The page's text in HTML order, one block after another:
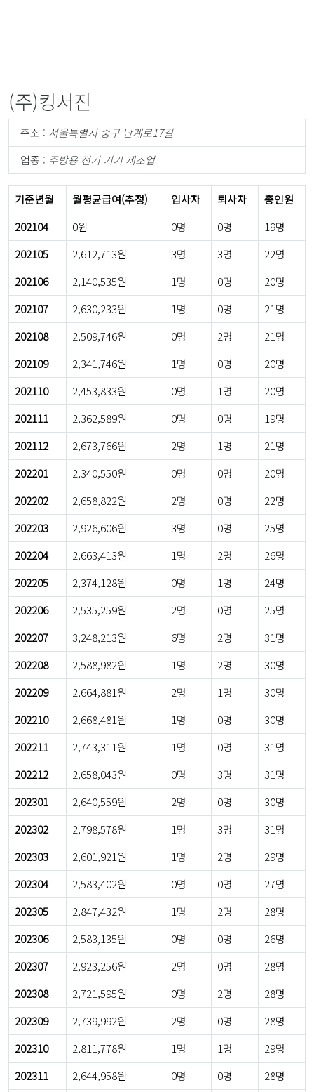
(주)킹서진
주소 : 서울특별시 중구 난계로17길
업종 : 주방용 전기 기기 제조업
기준년월 월평균급여(추정) 입사자 퇴사자
총인원
202104
0원 0명 0명
19명
202105
2,612,713원 3명 3명
22명
202106
2,140,535원 1명 0명
20명
202107
2,630,233원 1명 0명
21명
202108
2,509,746원 0명 2명
21명
202109
2,341,746원 1명 0명
20명
202110
2,453,833원 0명 1명
20명
202111
2,362,589원 0명 0명
19명
202112
2,673,766원 2명 1명
21명
202201
2,340,550원 0명 0명
20명
202202
2,658,822원 2명 0명
22명
202203
2,926,606원 3명 0명
25명
202204
2,663,413원 1명 2명
26명
202205
2,374,128원 0명 1명
24명
202206
2,535,259원 2명 0명
25명
202207
3,248,213원 6명 2명
31명
202208
2,588,982원 1명 2명
30명
202209
2,664,881원 2명 1명
30명
202210
2,668,481원 1명 0명
30명
202211
2,743,311원 1명 0명
31명
202212
2,658,043원 0명 3명
31명
202301
2,640,559원 2명 0명
30명
202302
2,798,578원 1명 3명
31명
202303
2,601,921원 1명 2명
29명
202304
2,583,402원 0명 0명
27명
202305
2,847,432원 1명 2명
28명
202306
2,583,135원 0명 0명
26명
202307
2,923,256원 2명 0명
28명
202308
2,721,595원 0명 2명
28명
202309
2,739,992원 2명 0명
28명
202310
2,811,778원 1명 1명
29명
202311
2,644,958원 0명 0명
28명